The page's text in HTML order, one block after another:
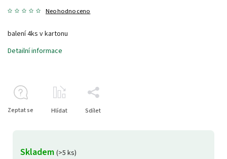
Neohodnoceno
Skladem (>5 ks)
balení 4ks v kartonu
Detailní informace
Zeptat se Hlídat Sdílet